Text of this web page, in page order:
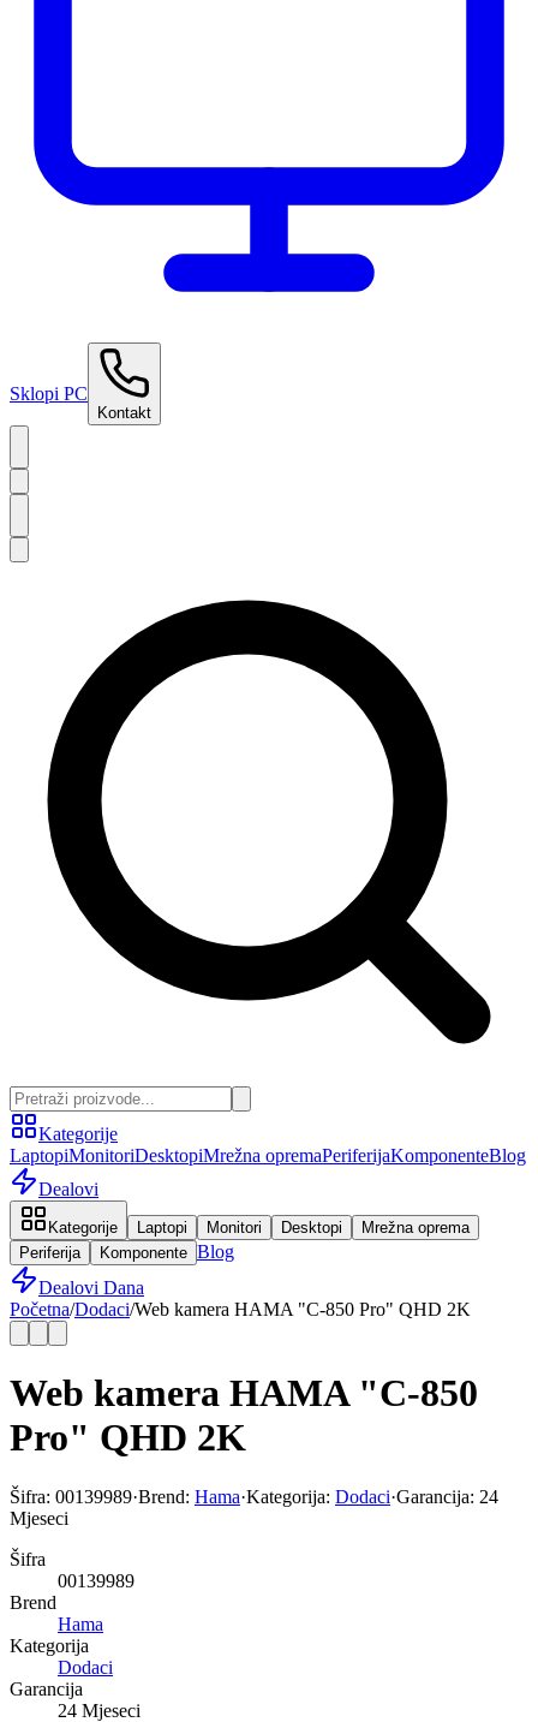
Sklopi PC
Kontakt
Kategorije
LaptopiMonitoriDesktopiMrežna opremaPeriferijaKomponenteBlog
Dealovi
Kategorije Laptopi Monitori Desktopi
Mrežna oprema
Periferija
Komponente Blog
Dealovi Dana
Početna/Dodaci/Web kamera HAMA "C-850 Pro" QHD 2K
Web kamera HAMA "C-850
Pro" QHD 2K
Šifra: 00139989·Brend: Hama·Kategorija: Dodaci·Garancija: 24
Mjeseci
Šifra
00139989
Brend
Hama
Kategorija
Dodaci
Garancija
24 Mjeseci